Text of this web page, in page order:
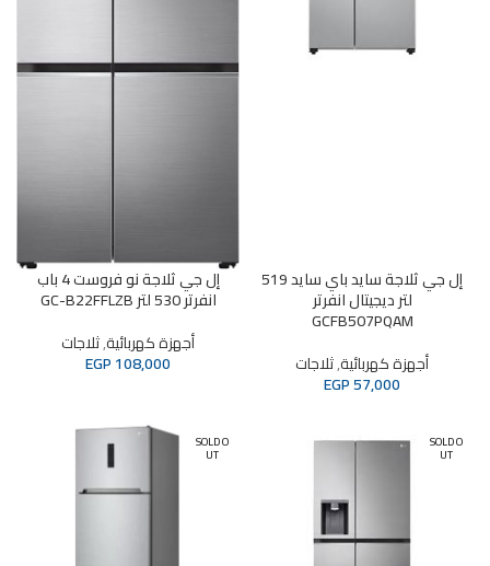
إل جي ثلاجة سايد باي سايد 519
لتر ديجيتال انفرتر
GCFB507PQAM
أجهزة كهربائية,ثلاجات
EGP57,000
إل جي ثلاجة نو فروست 4 باب
انفرتر 530 لتر GC-B22FFLZB
أجهزة كهربائية,ثلاجات
EGP108,000
SOLD O
UT
SOLD O
UT